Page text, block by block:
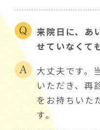
来院日に、あ
せていなくて
大丈夫です。
いただき、再
をお持ちいた
す。